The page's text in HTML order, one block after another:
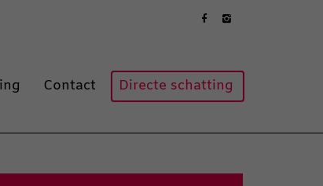
Contact Directe schatting